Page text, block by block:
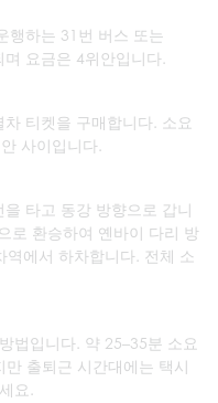
행하는 31번 버스 또는
요금은 4위안입니다.
티켓을 구매합니다. 소요
사이입니다.
타고 동강 방향으로 갑니
로 환승하여 옌바이 다리 방
에서 하차합니다. 전체 소
법입니다. 약 25–35분 소요
출퇴근 시간대에는 택시
요.